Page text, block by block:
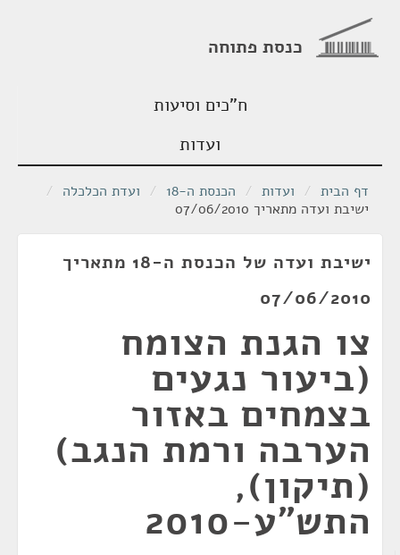
כנסת פתוחה
ח"כים וסיעות
ועדות
דף הבית / ועדות / הכנסת ה-18 / ועדת הכלכלה /
ישיבת ועדה מתאריך 07/06/2010
ישיבת ועדה של הכנסת ה-18 מתאריך
07/06/2010
צו הגנת הצומח
(ביעור נגעים
בצמחים באזור
הערבה ורמת הנגב)
(תיקון),
התש"ע-2010